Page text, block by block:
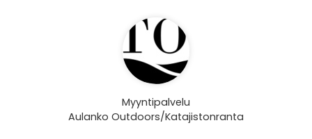
Myyntipalvelu
Aulanko Outdoors/Katajistonranta